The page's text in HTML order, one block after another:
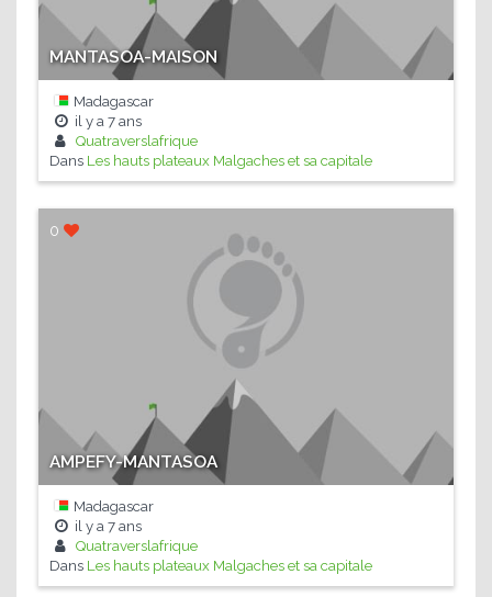
MANTASOA-MAISON
Madagascar
il y a 7 ans
Quatraverslafrique
Dans Les hauts plateaux Malgaches et sa capitale
0
AMPEFY-MANTASOA
Madagascar
il y a 7 ans
Quatraverslafrique
Dans Les hauts plateaux Malgaches et sa capitale